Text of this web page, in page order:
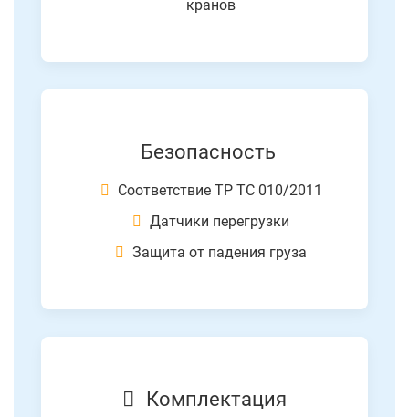
кранов
Безопасность
Соответствие ТР ТС 010/2011
Датчики перегрузки
Защита от падения груза
Комплектация